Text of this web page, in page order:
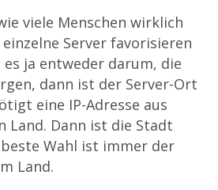
viele Menschen wirklich
Server favorisieren
ja entweder darum, die
dann ist der Server-Ort
eine IP-Adresse aus
Land. Dann ist die Stadt
Wahl ist immer der
Land.